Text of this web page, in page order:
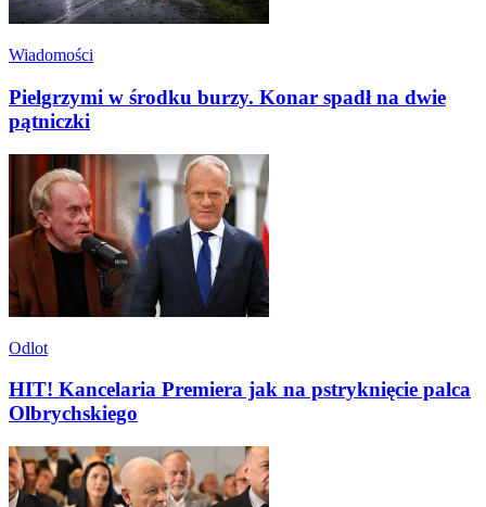
Wiadomości
Pielgrzymi w środku burzy. Konar spadł na dwie
pątniczki
Odlot
HIT! Kancelaria Premiera jak na pstryknięcie palca
Olbrychskiego